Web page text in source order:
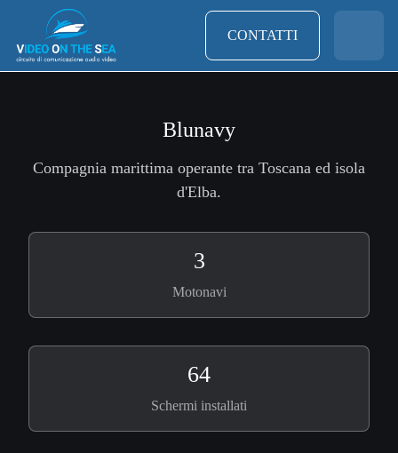
CONTATTI
Blunavy
Compagnia marittima operante tra Toscana ed isola
d'Elba.
3
Motonavi
64
Schermi installati